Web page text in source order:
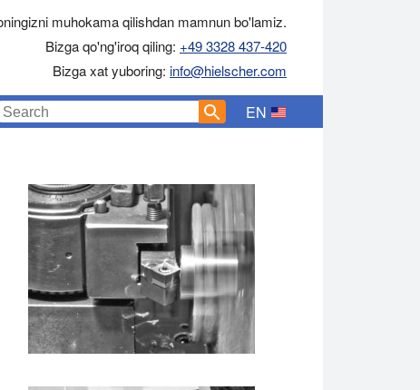
muhokama qilishdan mamnun bo'lamiz.
Bizga qo'ng'iroq qiling: +49 3328 437-420
Bizga xat yuboring: info@hielscher.com
EN